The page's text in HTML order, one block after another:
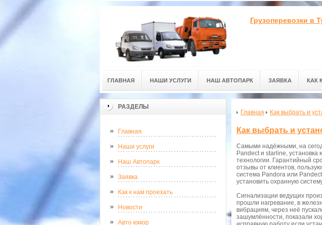
Грузоперевозки в
ГЛАВНАЯ НАШИ УСЛУГИ НАШ АВТОПАРК ЗАЯВКА КАК
РАЗДЕЛЫ
Главная
Наши услуги
Наш Автопарк
Заявка
Как к нам проехать
Новости
Авто юмор
Главная Как выбрать и
Как выбрать и
Самыми надёжными, на
Pandect и starline,
технологии. Гарантийный
отзывы от клиентов,
система Pandora или
установить охранную
Сигнализации ведущих
прошли нагревание, в
вибрациям, через неё
зашумлённости, показали